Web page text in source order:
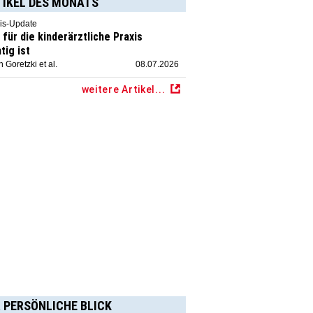
Update
für die kinderärztliche Praxis
ist
Goretzki et al. 08.07.2026
weitere Artikel...
PERSÖNLICHE BLICK